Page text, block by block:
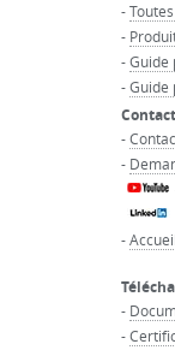
-
-
-Guide
-Guide
-
-
-
-
-